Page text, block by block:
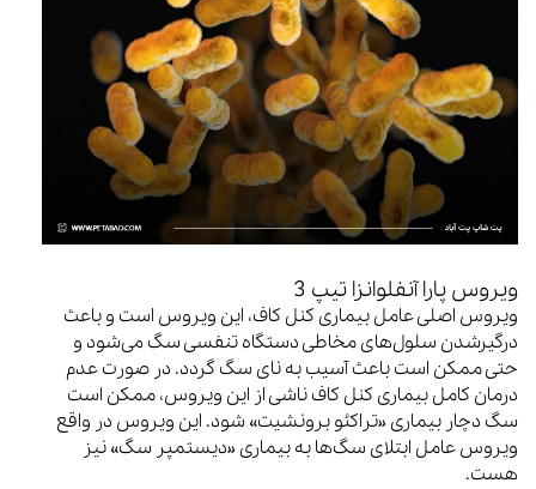
ویروس پارا آنفلوانزا تیپ 3
ویروس اصلی عامل بیماری کنل کاف، این ویروس است و باعث
درگیرشدن سلول‌های مخاطی دستگاه تنفسی سگ می‌شود و
حتی ممکن است باعث آسیب به نای سگ گردد. در صورت عدم
درمان کامل بیماری کنل کاف ناشی از این ویروس، ممکن است
سگ دچار بیماری «تراکئو برونشیت» شود. این ویروس در واقع
ویروس عامل ابتلای سگ‌ها به بیماری «دیستمپر سگ» نیز
هست.